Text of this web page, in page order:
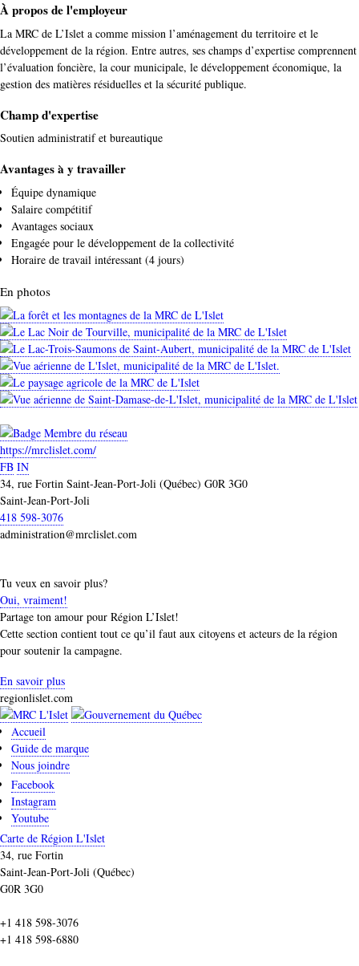
À propos de l'employeur
La MRC de L’Islet a comme mission l’aménagement du territoire et le
développement de la région. Entre autres, ses champs d’expertise comprennent
l’évaluation foncière, la cour municipale, le développement économique, la
gestion des matières résiduelles et la sécurité publique.
Champ d'expertise
Soutien administratif et bureautique
Avantages à y travailler
Équipe dynamique
Salaire compétitif
Avantages sociaux
Engagée pour le développement de la collectivité
Horaire de travail intéressant (4 jours)
En photos
https://mrclislet.com/
FB IN
34, rue Fortin Saint-Jean-Port-Joli (Québec) G0R 3G0
Saint-Jean-Port-Joli
418 598-3076
administration@mrclislet.com
Tu veux en savoir plus?
Oui, vraiment!
Partage ton amour pour Région L’Islet!
Cette section contient tout ce qu’il faut aux citoyens et acteurs de la région
pour soutenir la campagne.
En savoir plus
regionlislet.com
Accueil
Guide de marque
Nous joindre
Facebook
Instagram
Youtube
Carte de Région L'Islet
34, rue Fortin
Saint-Jean-Port-Joli (Québec)
G0R 3G0
+1 418 598-3076
+1 418 598-6880